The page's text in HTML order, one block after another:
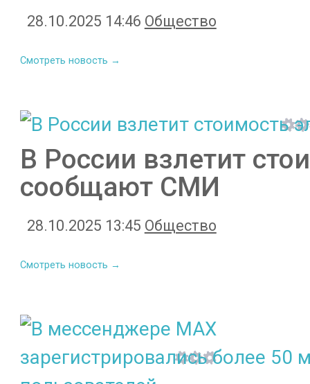
28.10.2025 14:46 Общество
Смотреть новость →
В России взлетит
сообщают СМИ
28.10.2025 13:45 Общество
Смотреть новость →